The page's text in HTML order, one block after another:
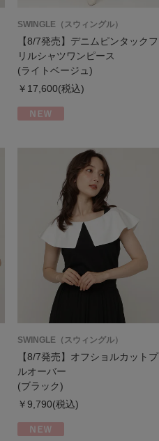
SWINGLE（スウィングル）
【8/7発売】デニムピンタックフ
リルシャツワンピース
(ライトベージュ)
￥17,600(税込)
SWINGLE（スウィングル）
【8/7発売】オフショルカットプ
ルオーバー
(ブラック)
￥9,790(税込)